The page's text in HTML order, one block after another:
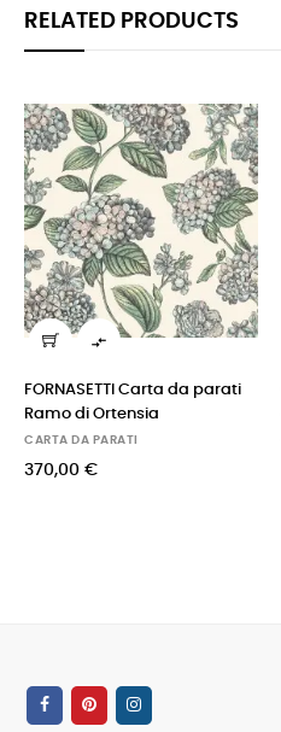
RELATED PRODUCTS

FORNASETTI Carta da parati
Ramo di Ortensia
CARTA DA PARATI
370,00 €